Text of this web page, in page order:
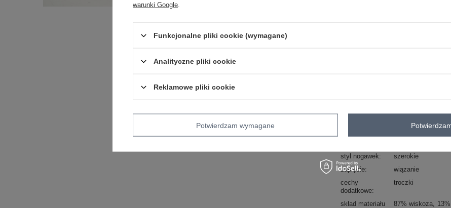
materiał
wiskoza
styl nogawek
szerokie
zapięcie
wiązanie
cechy
dodatkowe
troczki
skład materiału 87% wiskoza
warunki Google
Funkcjonalne pliki cookie (wymagane)
Analityczne pliki cookie
Reklamowe pliki cookie
Potwierdzam wymagane